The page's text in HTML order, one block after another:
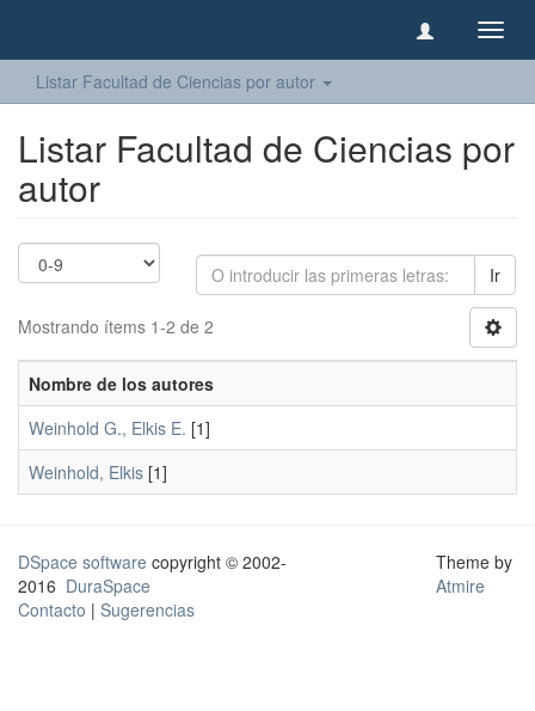
Listar Facultad de Ciencias por autor
Listar Facultad de Ciencias por
autor
Ir
Mostrando ítems 1-2 de 2
Nombre de los autores
Weinhold G., Elkis E. [1]
Weinhold, Elkis [1]
DSpace software copyright © 2002-
2016 DuraSpace
Contacto | Sugerencias
Theme by
Atmire